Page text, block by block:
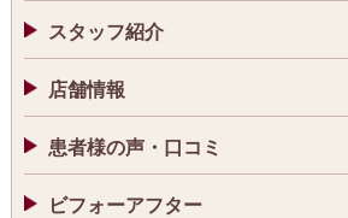
スタッフ紹介
店舗情報
患者様の声・口コミ
ビフォーアフター